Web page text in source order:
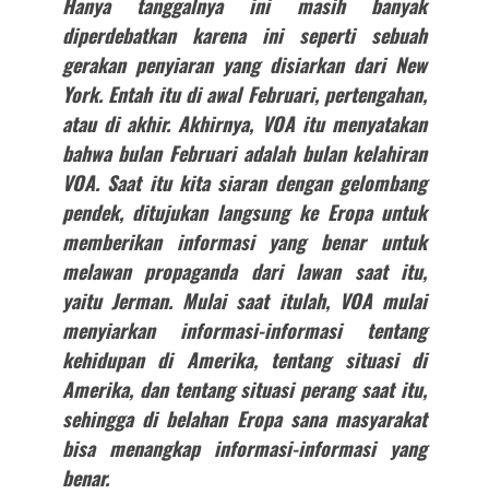
diperdebatkan karena ini seperti sebuah
gerakan penyiaran yang disiarkan dari New
York. Entah itu di awal Februari, pertengahan,
atau di akhir. Akhirnya, VOA itu menyatakan
bahwa bulan Februari adalah bulan kelahiran
VOA. Saat itu kita siaran dengan gelombang
pendek, ditujukan langsung ke Eropa untuk
memberikan informasi yang benar untuk
melawan propaganda dari lawan saat itu,
yaitu Jerman. Mulai saat itulah, VOA mulai
menyiarkan informasi-informasi tentang
kehidupan di Amerika, tentang situasi di
Amerika, dan tentang situasi perang saat itu,
sehingga di belahan Eropa sana masyarakat
bisa menangkap informasi-informasi yang
benar.